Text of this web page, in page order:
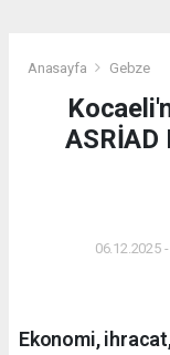
Anasayfa Gebze
ASRİAD
06.12.2025
Ekonomi,